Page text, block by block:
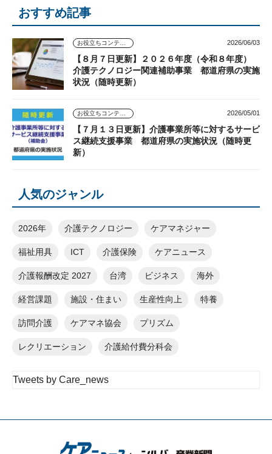
おすすめ記事
2026/06/03
【８月７日更新】２０２６年度（令和８年度）
介護テクノロジー関連補助事業 都道府県の実施
状況（随時更新）
2026/05/01
【７月１３日更新】介護事業所等に対するサービ
ス継続支援事業 都道府県の実施状況（随時更
新）
人気のジャンル
2026年 介護テクノロジー ケアマネジャー
福祉用具 ICT 介護保険 ケアニュース
介護報酬改定 2027 台湾 ビジネス 海外
経営課題 施設・住まい 生産性向上 特養
訪問介護 ケアマネ協会 プリズム
レクリエーション 介護給付費分科会
Tweets by Care_news